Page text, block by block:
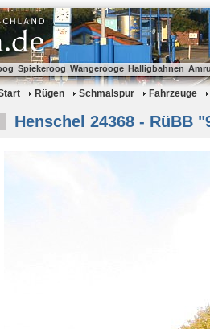
Spiekeroog Wangerooge Halligbahnen
Rügen Schmalspur Fahrzeuge
Henschel 24368 - RüBB